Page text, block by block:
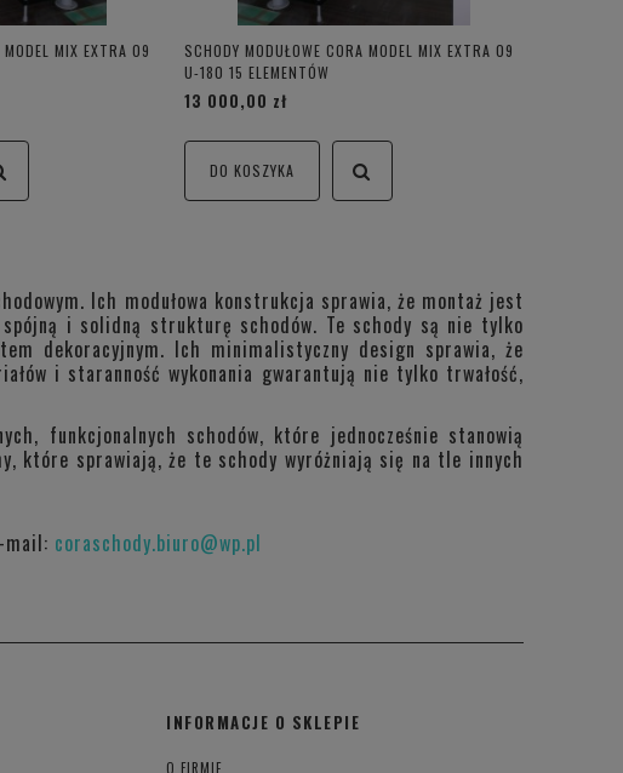
MODEL MIX EXTRA 09
SCHODY MODUŁOWE CORA MODEL MIX EXTRA 09
U-180 15 ELEMENTÓW
13 000,00 zł
DO KOSZYKA
Ich modułowa konstrukcja sprawia, że montaż jest
i solidną strukturę schodów. Te schody są nie tylko
dekoracyjnym. Ich minimalistyczny design sprawia, że
i staranność wykonania gwarantują nie tylko trwałość,
funkcjonalnych schodów, które jednocześnie stanowią
które sprawiają, że te schody wyróżniają się na tle innych
mail: coraschody.biuro@wp.pl
INFORMACJE O SKLEPIE
O FIRMIE